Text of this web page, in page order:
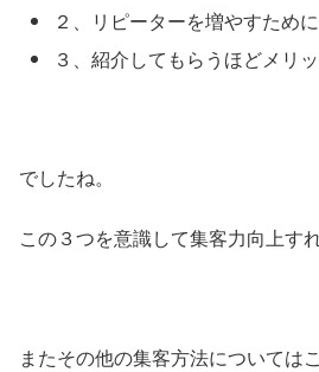
２、リピーターを増やすため
３、紹介してもらうほどメリ
でしたね。
この３つを意識して集客力向上す
またその他の集客方法については